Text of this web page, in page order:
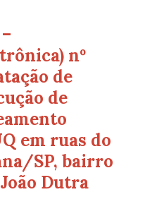
nº
de
de
em ruas do
SP, bairro
Dutra